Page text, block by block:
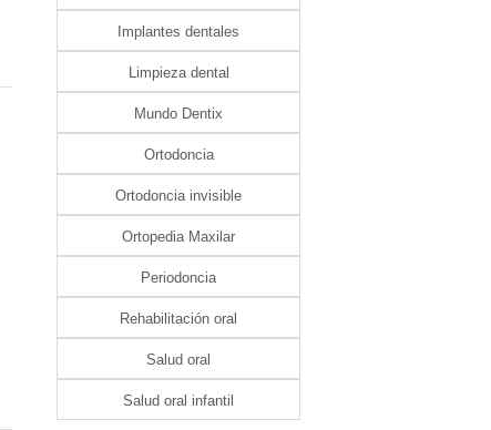
Implantes dentales
Limpieza dental
Mundo Dentix
Ortodoncia
Ortodoncia invisible
Ortopedia Maxilar
Periodoncia
Rehabilitación oral
Salud oral
Salud oral infantil